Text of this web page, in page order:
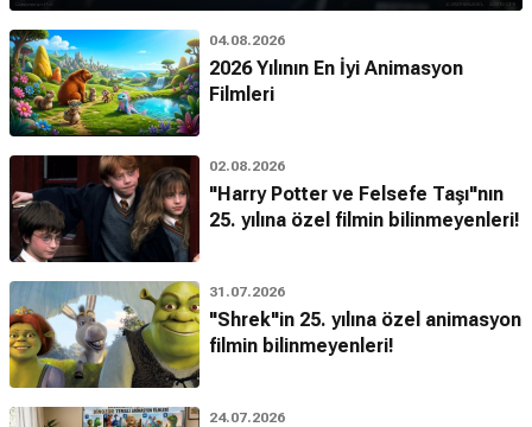
04.08.2026
2026 Yılının En İyi Animasyon
Filmleri
02.08.2026
"Harry Potter ve Felsefe Taşı"nın
25. yılına özel filmin bilinmeyenleri!
31.07.2026
"Shrek"in 25. yılına özel animasyon
filmin bilinmeyenleri!
24.07.2026